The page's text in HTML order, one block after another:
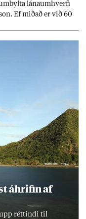
lánaum­hverfi
Ef mið­að er við 60
áhrif­in af
upp rétt­indi til